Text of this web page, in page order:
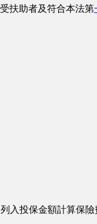
扶助者及符合本法第
入投保金額計算保